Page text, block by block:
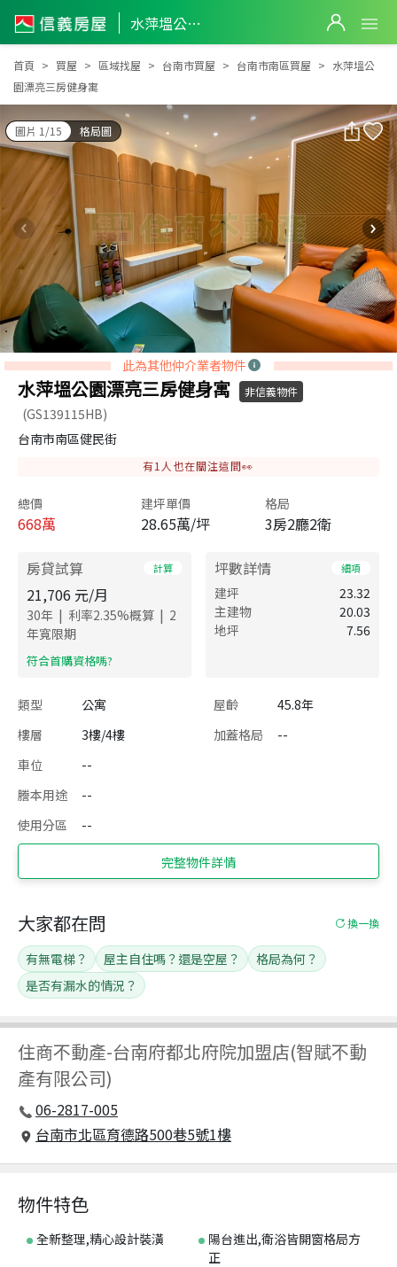
水萍塭公園漂亮三房健身寓
水萍塭公園漂亮三房健身寓
首頁 買屋 區域找屋 台南市買屋 台南市南區買屋
水萍塭公
園漂亮三房健身寓
圖片 1/15 格局圖
此為其他仲介業者物件
水萍塭公園漂亮三房健身寓 非信義物件
(GS139115HB)
台南市南區健民街
有1 人也在關注這間👀
總價
668萬
建坪單價
28.65萬/坪
格局
3房2廳2衛
房貸試算 計算
21,706 元/月
30年 | 利率2.35%概算 | 2
年寬限期
​符合首購資格嗎?
坪數詳情 細項
建坪
23.32
主建物
20.03
地坪
7.56
類型 公寓 屋齡
45.8年
樓層
3樓/4樓 加蓋格局
--
車位
--
謄本用途
--
使用分區
--
完整物件詳情
住商不動產-台南府都北府院加盟店(智賦不動
產有限公司)
06-2817-005
台南市北區育德路500巷5號1樓
大家都在問 換一換
有無電梯？ 屋主自住嗎？還是空屋？
格局為何？
是否有漏水的情況？
物件特色
全新整理,精心設計裝潢
陽台進出,衛浴皆開窗格局方
正